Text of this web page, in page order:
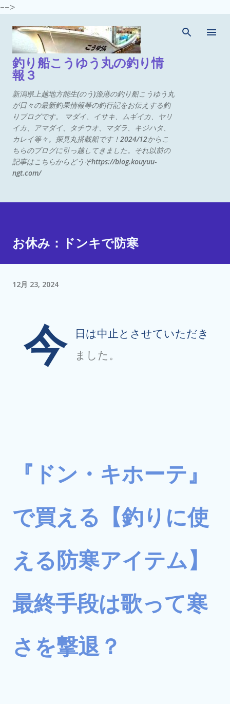
--> スキップしてメイン コンテンツに移動
釣り船こうゆう丸の釣り情
報３
新潟県上越地方能生(のう)漁港の釣り船こうゆう丸
が日々の最新釣果情報等の釣行記をお伝えする釣
りブログです。 マダイ、イサキ、ムギイカ、ヤリ
イカ、アマダイ、タチウオ、マダラ、キジハタ、
カレイ等々。探見丸搭載船です！2024/12からこ
ちらのブログに引っ越してきました。それ以前の
記事はこちらからどうぞhttps://blog.kouyuu-
ngt.com/
お休み：ドンキで防寒
12月 23, 2024
今
日は中止とさせていただき
ました。
『ドン・キホーテ』
で買える【釣りに使
える防寒アイテム】
最終手段は歌って寒
さを撃退？